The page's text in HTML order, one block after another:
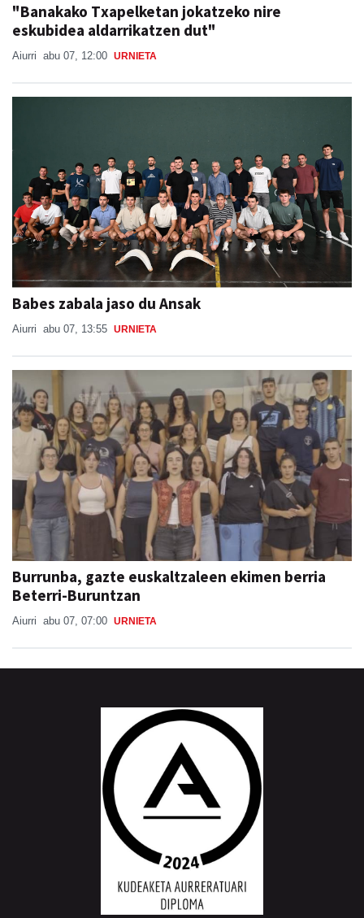
"Banakako Txapelketan jokatzeko nire
eskubidea aldarrikatzen dut"
Aiurri abu 07, 12:00 URNIETA
Babes zabala jaso du Ansak
Aiurri abu 07, 13:55 URNIETA
Burrunba, gazte euskaltzaleen ekimen berria
Beterri-Buruntzan
Aiurri abu 07, 07:00 URNIETA